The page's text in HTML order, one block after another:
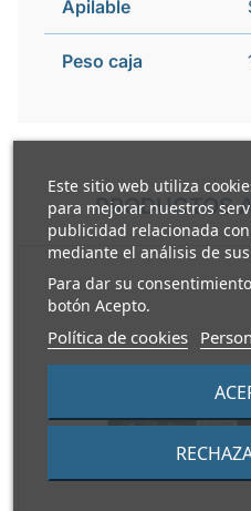
Este sitio web utiliza
para mejorar nuestros
publicidad relacionada
mediante el análisis de
Para dar su
botón Acepto.
Política de cookies
Apilable
Peso caja
PRODUCTOS